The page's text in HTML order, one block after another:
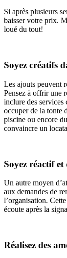
Si après plusieurs
baisser votre prix.
loué du tout!
Soyez créatifs
Les ajouts peuvent
Pensez à offrir une
inclure des
occuper de la tonte
piscine ou encore
convaincre un
Soyez réactif
Un autre moyen
aux demandes de
l’organisation.
écoute après la
Réalisez des